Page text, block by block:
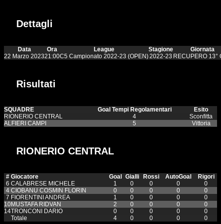
Dettagli
Data Ora League Stagione
Giornata
22 Marzo 202321:00C5 Campionato 2022-23 (OPEN)2022-23 RECUPERO 13°
Risultati
SQUADRE Goal Tempi Regolamentari
Esito
RIONERIO CENTRAL
4
Sconfitta
ALFIERI CAMPI
5 Vittoria
RIONERIO CENTRAL
# Giocatore Goal Gialli Rossi AutoGoal
Rigori
6 CALABRESE MICHELE 1 0 0 0
0
4 CIOBANU COSMIN FLORIN 0 0 0 0
0
7 FIORENTINI ANDREA 1 0 0 0
0
10MUSTAFA RIDVAN 2 0 0 0
0
14TRONCONI DARIO 0 0 0 0
0
Totale
4 0 0 0 0